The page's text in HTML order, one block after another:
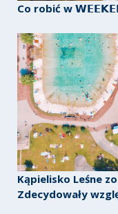
Co robić w
Kąpielisko Leśne
Zdecydowały